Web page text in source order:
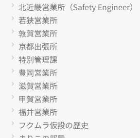
北近畿営業所（Safety Engineer）
若狭営業所
敦賀営業所
京都出張所
特別管理課
豊岡営業所
滋賀営業所
甲賀営業所
福井営業所
フクムラ仮設の歴史